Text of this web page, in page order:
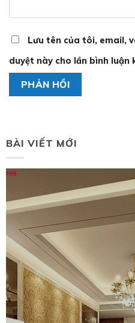
Lưu tên của tôi, email,
duyệt này cho lần bình luận
BÀI VIẾT MỚI